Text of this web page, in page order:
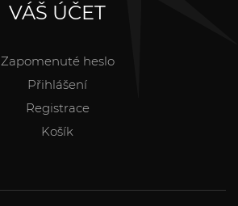
VÁŠ ÚČET
Zapomenuté heslo
Přihlášení
Registrace
Košík